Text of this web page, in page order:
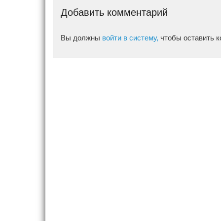
Добавить комментарий
Вы должны войти в систему, чтобы оставить